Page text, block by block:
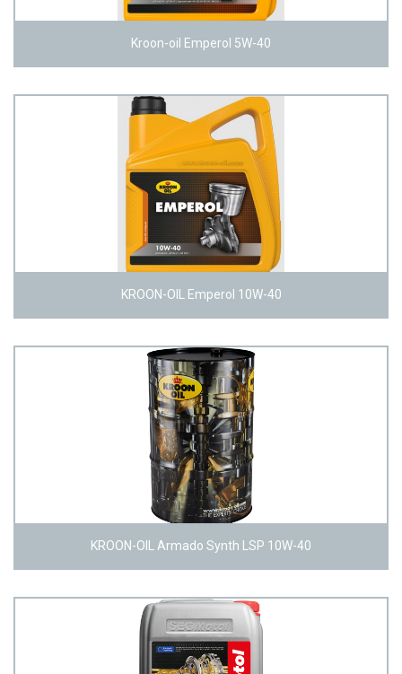
Kroon-oil Emperol 5W-40
KROON-OIL Emperol 10W-40
KROON-OIL Armado Synth LSP 10W-40